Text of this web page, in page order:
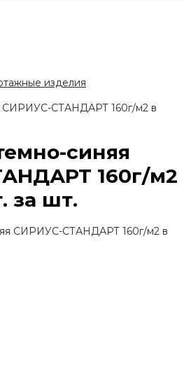
изделия
СИРИУС-СТАНДАРТ 160г/м2 в
синяя
160г/м2
за шт.